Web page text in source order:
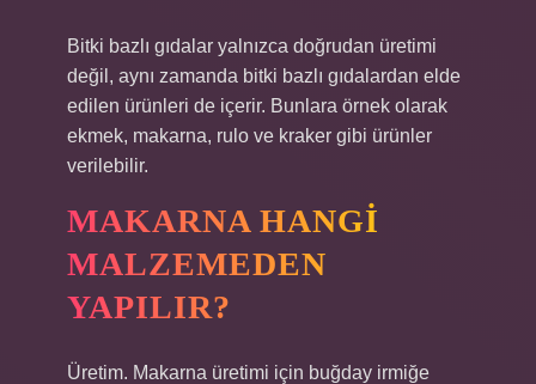
Bitki bazlı gıdalar yalnızca doğrudan üretimi
değil, aynı zamanda bitki bazlı gıdalardan elde
edilen ürünleri de içerir. Bunlara örnek olarak
ekmek, makarna, rulo ve kraker gibi ürünler
verilebilir.
MAKARNA HANGI
MALZEMEDEN
YAPILIR?
Üretim. Makarna üretimi için buğday irmiğe